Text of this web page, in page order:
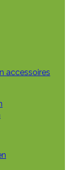
accessoires